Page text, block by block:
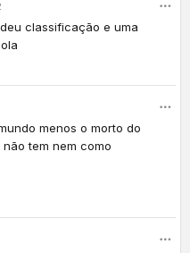
deu classificação e uma
menos o morto do
tem nem como